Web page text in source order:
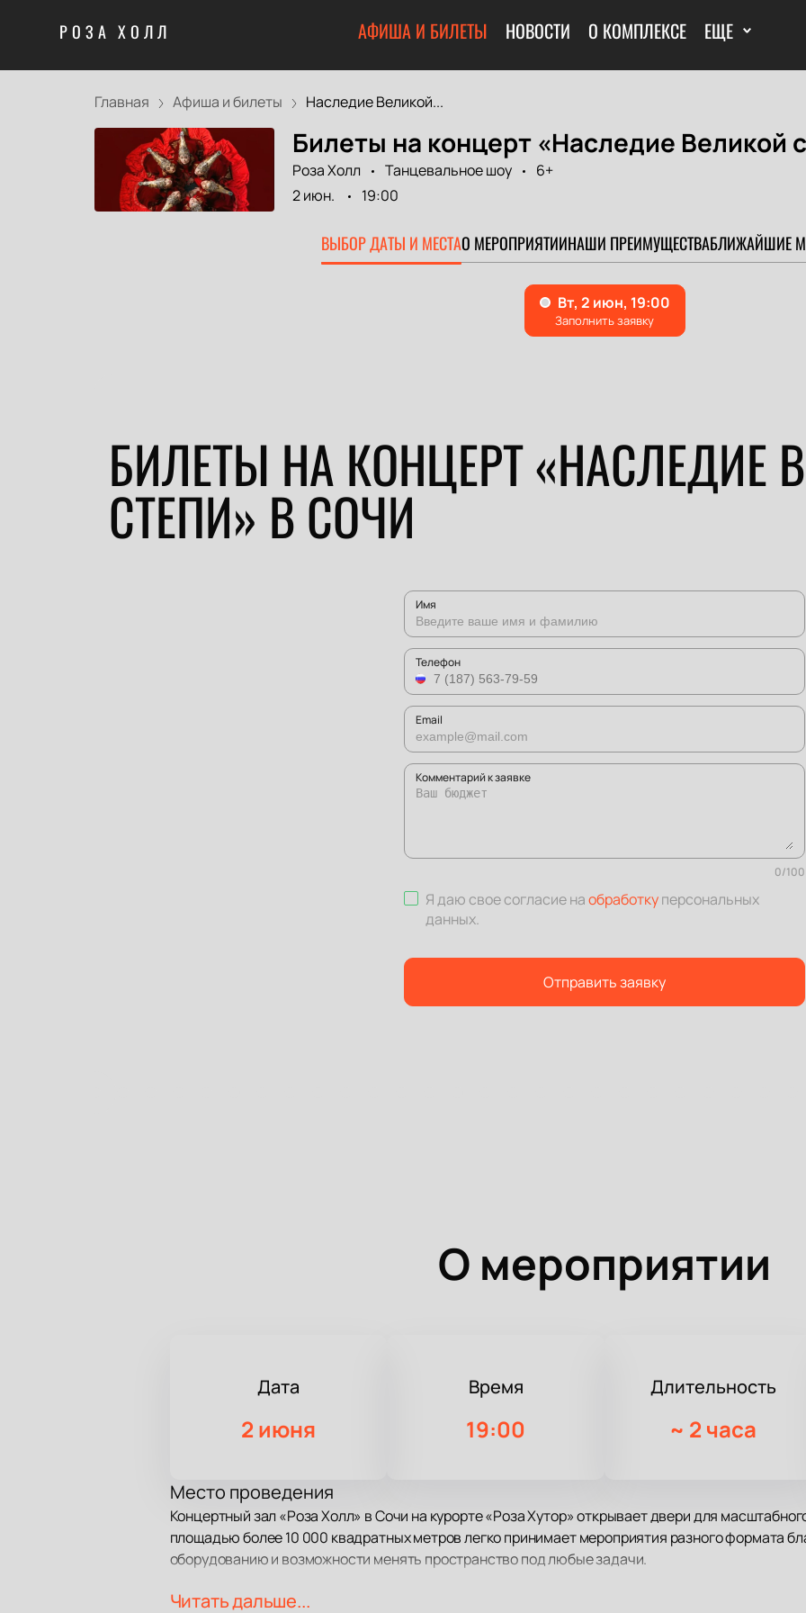
РОЗА ХОЛЛ АФИША И БИЛЕТЫ НОВОСТИ О КОМПЛЕКСЕ ЕЩЕ
Главная Афиша и билеты Наследие Великой...
Билеты на концерт «Наследие Великой
Роза Холл Танцевальное шоу
6+
2 июн.
19:00
ВЫБОР ДАТЫ И МЕСТАО МЕРОПРИЯТИИНАШИ ПРЕИМУЩЕСТВАБЛИЖАЙШИЕ
БИЛЕТЫ НА КОНЦЕРТ «НАСЛЕДИЕ
СТЕПИ» В СОЧИ
Имя
Телефон
Email
Комментарий к заявке
0/100
Я даю свое согласие наобработкуперсональных
данных.
Отправить заявку
О мероприятии
Дата
2 июня
Время
19:00
Длительность
~ 2 часа
Место проведения
Концертный зал «Роза Холл» в Сочи на курорте «Роза Хутор» открывает двери для
площадью более 10 000 квадратных метров легко принимает мероприятия разного формата
оборудованию и возможности менять пространство под любые задачи.
О концерте
Читать дальше...